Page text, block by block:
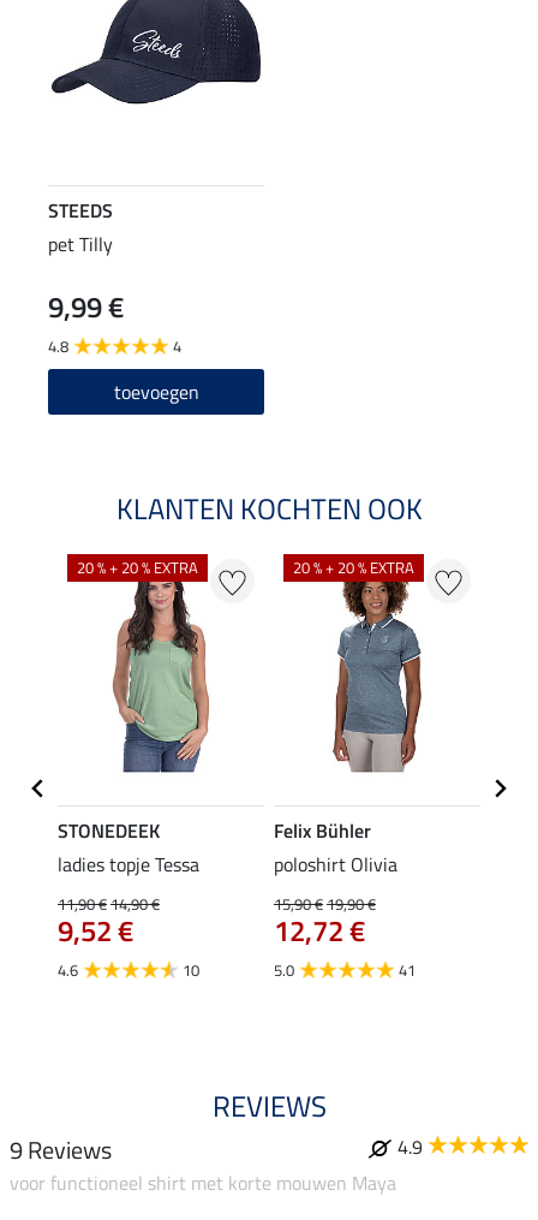
STEEDS
pet Tilly
9,99 €
4.8 4
toevoegen
KLANTEN KOCHTEN OOK
20 % + 20 % EXTRA
STONEDEEK
ladies topje Tessa
11,90 €14,90 €
9,52 €
4.6 10
20 % + 20 % EXTRA
Felix Bühler
poloshirt Olivia
15,90 €19,90 €
12,72 €
5.0 41
REVIEWS
9 Reviews
4.9
voor functioneel shirt met korte mouwen Maya